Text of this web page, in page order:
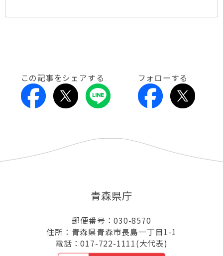
この記事をシェアする フォローする
青森県庁
郵便番号：030-8570
住所：青森県青森市長島一丁目1-1
電話：017-722-1111(大代表)